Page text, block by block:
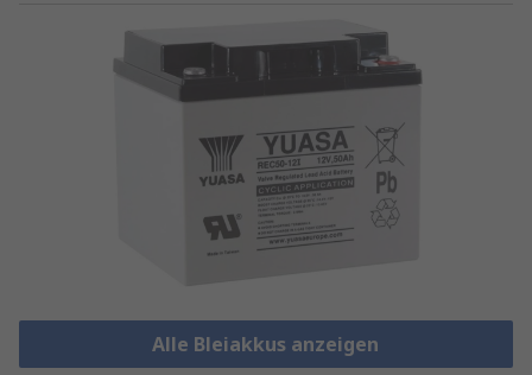
Alle Bleiakkus anzeigen